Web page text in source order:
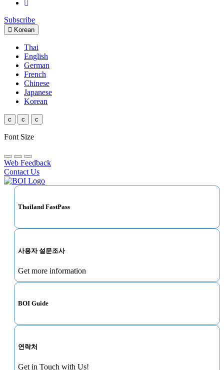
Subscribe
Korean
Thai
English
German
French
Chinese
Japanese
Korean
c c c
Font Size
Web Feedback
Contact Us
Thailand FastPass
사용자 설문조사
Get more information
BOI Guide
연락처
Get in Touch with Us!